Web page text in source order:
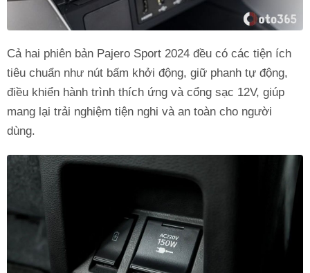
Cả hai phiên bản Pajero Sport 2024 đều có các tiện ích
tiêu chuẩn như nút bấm khởi động, giữ phanh tự động,
điều khiển hành trình thích ứng và cổng sạc 12V, giúp
mang lại trải nghiệm tiện nghi và an toàn cho người
dùng.